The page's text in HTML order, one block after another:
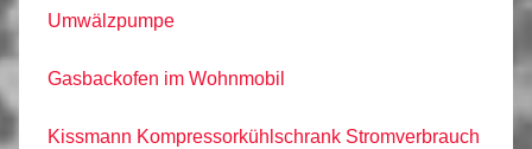
Umwälzpumpe
Gasbackofen im Wohnmobil
Kissmann Kompressorkühlschrank Stromverbrauch